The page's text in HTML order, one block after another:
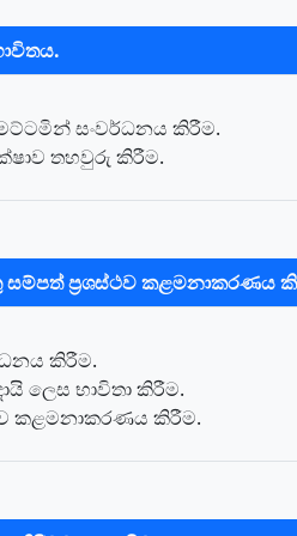
සංවර්ධනය කිරීම.
තහවුරු කිරීම.
ප්‍රශස්ථව කළමනාකරණය
කිරීම.
ලෙස භාවිතා කිරීම.
කළමනාකරණය කිරීම.